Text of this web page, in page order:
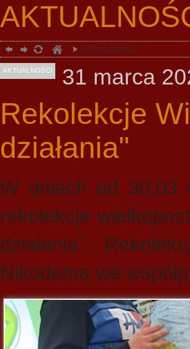
AKTUALNOŚCI
AKTUALNOŚCI 31 marca
Rekolekcje
działania"
W dniach od 30.03
rekolekcje
działania".
Nikodemą we